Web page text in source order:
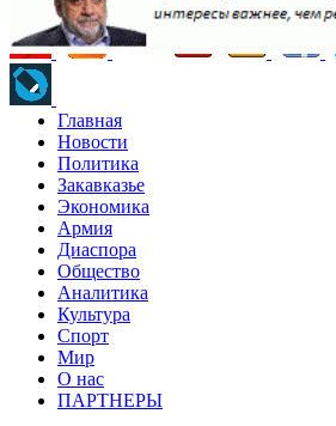
Главная
Новости
Политика
Закавказье
Экономика
Армия
Диаспора
Общество
Аналитика
Культура
Спорт
Мир
О нас
ПАРТНЕРЫ